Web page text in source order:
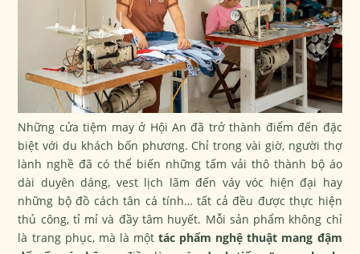
Những cửa tiệm may ở Hội An đã trở thành điểm đến đặc
biệt với du khách bốn phương. Chỉ trong vài giờ, người thợ
lành nghề đã có thể biến những tấm vải thô thành bộ áo
dài duyên dáng, vest lịch lãm đến váy vóc hiện đại hay
những bộ đồ cách tân cá tính… tất cả đều được thực hiện
thủ công, tỉ mỉ và đầy tâm huyết. Mỗi sản phẩm không chỉ
là trang phục, mà là mộttác phẩm nghệ thuật mang đậm